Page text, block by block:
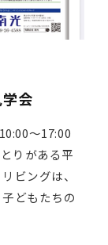
会
～17:00
りがある平
ビングは、
どもたちの